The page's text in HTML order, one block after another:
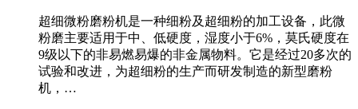
超细微粉磨粉机是一种细粉及超细粉的加工设备，此微
粉磨主要适用于中、低硬度，湿度小于6%，莫氏硬度在
9级以下的非易燃易爆的非金属物料。它是经过20多次的
试验和改进，为超细粉的生产而研发制造的新型磨粉
机，…